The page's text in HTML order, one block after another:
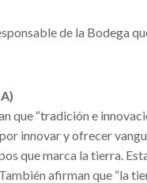
de la Bodega
que “tradición e
innovar y ofrecer
que marca la tierra.
afirman que “la